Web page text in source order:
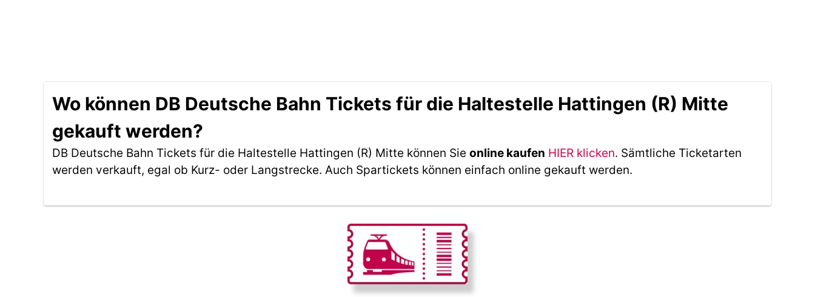
Wo können DB Deutsche Bahn Tickets für die Haltestelle Hattingen (R) Mitte
gekauft werden?
DB Deutsche Bahn Tickets für die Haltestelle Hattingen (R) Mitte können Sie online kaufen HIER klicken. Sämtliche Ticketarten
werden verkauft, egal ob Kurz- oder Langstrecke. Auch Spartickets können einfach online gekauft werden.